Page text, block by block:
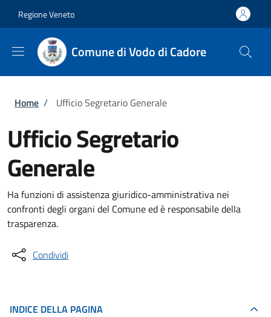
Regione Veneto
Comune di Vodo di Cadore
Briciole di pane
Home / Ufficio Segretario Generale
Ufficio Segretario
Generale
Ha funzioni di assistenza giuridico-amministrativa nei
confronti degli organi del Comune ed è responsabile della
trasparenza.
Condividi
INDICE DELLA PAGINA